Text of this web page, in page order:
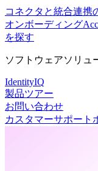
コネクタと統合連携
オンボーディング
を探す
ソフトウェアソリュ
IdentityIQ
製品ツアー
お問い合わせ
カスタマーサポート